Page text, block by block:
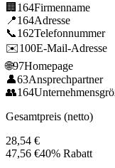
🏢 164Firmenname
📍164Adresse
📞162Telefonnummer
✉️100E-Mail-Adresse
🌐97Homepage
👤63Ansprechpartner
👥164
Gesamtpreis (netto)
28,54 €
47,56 €40% Rabatt